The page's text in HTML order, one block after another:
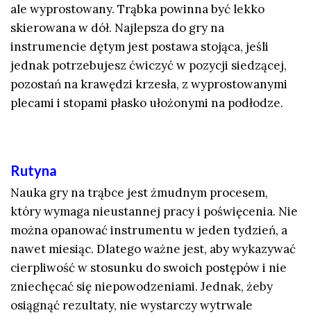
ale wyprostowany. Trąbka powinna być lekko
skierowana w dół. Najlepsza do gry na
instrumencie dętym jest postawa stojąca, jeśli
jednak potrzebujesz ćwiczyć w pozycji siedzącej,
pozostań na krawędzi krzesła, z wyprostowanymi
plecami i stopami płasko ułożonymi na podłodze.
Rutyna
Nauka gry na trąbce jest żmudnym procesem,
który wymaga nieustannej pracy i poświęcenia. Nie
można opanować instrumentu w jeden tydzień, a
nawet miesiąc. Dlatego ważne jest, aby wykazywać
cierpliwość w stosunku do swoich postępów i nie
zniechęcać się niepowodzeniami. Jednak, żeby
osiągnąć rezultaty, nie wystarczy wytrwale